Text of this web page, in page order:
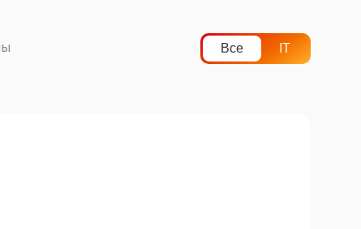
Все IT